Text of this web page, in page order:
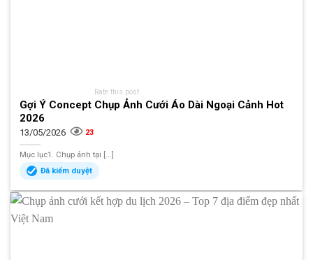
Rate this post
Gợi Ý Concept Chụp Ảnh Cưới Áo Dài Ngoại Cảnh Hot
2026
13/05/2026 23
Mục lục1. Chụp ảnh tại [...]
Đã kiểm duyệt